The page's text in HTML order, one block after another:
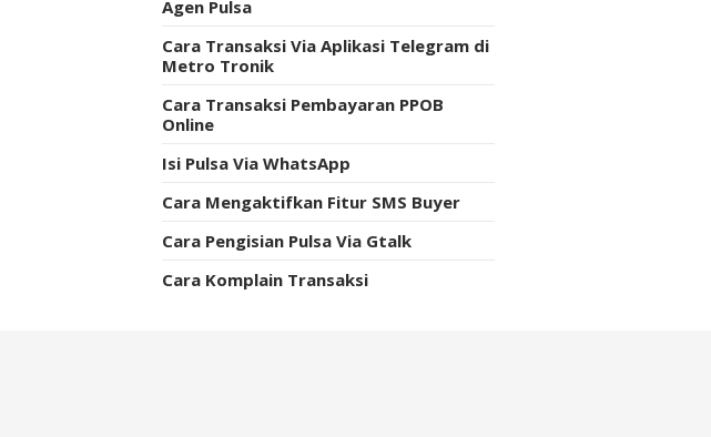
Agen Pulsa
Cara Transaksi Via Aplikasi Telegram di
Metro Tronik
Cara Transaksi Pembayaran PPOB
Online
Isi Pulsa Via WhatsApp
Cara Mengaktifkan Fitur SMS Buyer
Cara Pengisian Pulsa Via Gtalk
Cara Komplain Transaksi